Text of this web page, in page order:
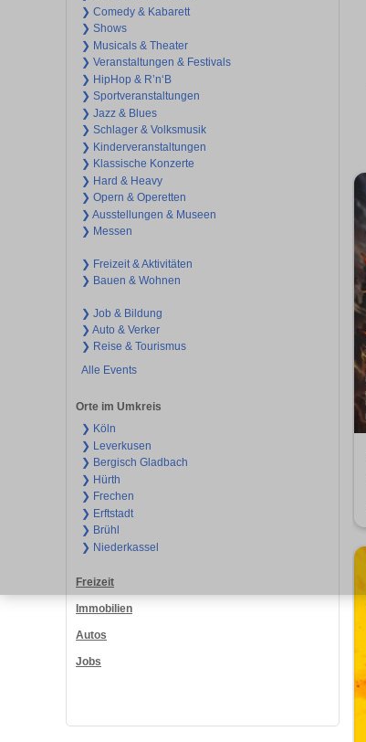
❯ Comedy & Kabarett
❯ Shows
❯ Musicals & Theater
❯ Veranstaltungen & Festivals
❯ HipHop & R’n‘B
❯ Sportveranstaltungen
❯ Jazz & Blues
❯ Schlager & Volksmusik
❯ Kinderveranstaltungen
❯ Klassische Konzerte
❯ Hard & Heavy
❯ Opern & Operetten
❯ Ausstellungen & Museen
❯ Messen
❯ Freizeit & Aktivitäten
❯ Bauen & Wohnen
❯ Job & Bildung
❯ Auto & Verker
❯ Reise & Tourismus
Alle Events
Orte im Umkreis
❯ Köln
❯ Leverkusen
❯ Bergisch Gladbach
❯ Hürth
❯ Frechen
❯ Erftstadt
❯ Brühl
❯ Niederkassel
Freizeit
Immobilien
Autos
Jobs